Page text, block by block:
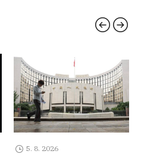
5. 8. 2026